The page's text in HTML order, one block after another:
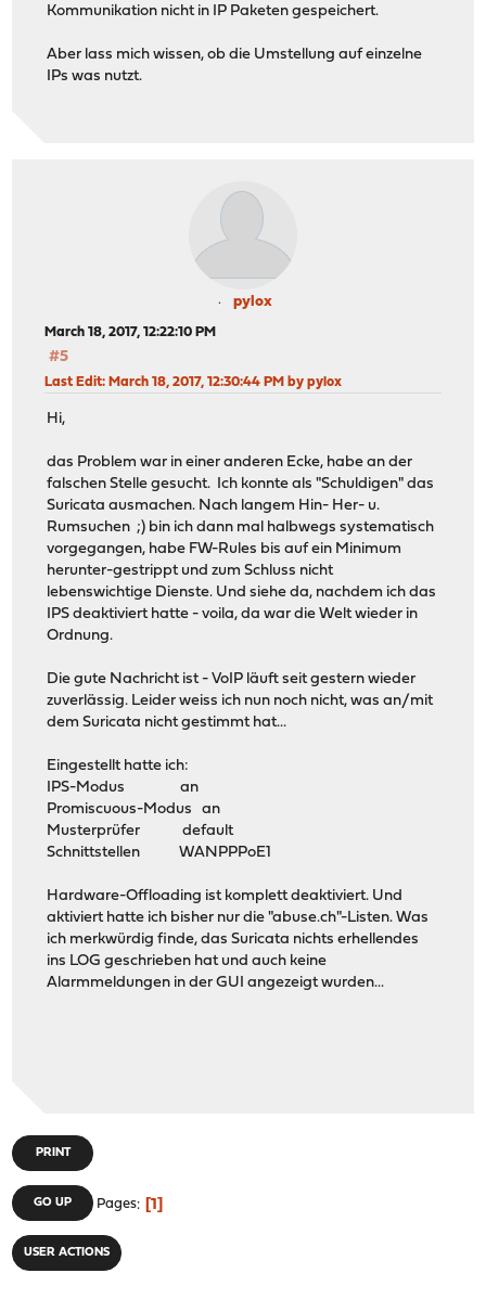
Kommunikation nicht in IP Paketen gespeichert.
Aber lass mich wissen, ob die Umstellung auf einzelne
IPs was nutzt.
pylox
March 18, 2017, 12:22:10 PM
#5
Last Edit: March 18, 2017, 12:30:44 PM by pylox
Hi,
das Problem war in einer anderen Ecke, habe an der
falschen Stelle gesucht. Ich konnte als "Schuldigen" das
Suricata ausmachen. Nach langem Hin- Her- u.
Rumsuchen ;) bin ich dann mal halbwegs systematisch
vorgegangen, habe FW-Rules bis auf ein Minimum
herunter-gestrippt und zum Schluss nicht
lebenswichtige Dienste. Und siehe da, nachdem ich das
IPS deaktiviert hatte - voila, da war die Welt wieder in
Ordnung.
Die gute Nachricht ist - VoIP läuft seit gestern wieder
zuverlässig. Leider weiss ich nun noch nicht, was an/mit
dem Suricata nicht gestimmt hat...
Eingestellt hatte ich:
IPS-Modus an
Promiscuous-Modus an
Musterprüfer default
Schnittstellen WANPPPoE1
Hardware-Offloading ist komplett deaktiviert. Und
aktiviert hatte ich bisher nur die "abuse.ch"-Listen. Was
ich merkwürdig finde, das Suricata nichts erhellendes
ins LOG geschrieben hat und auch keine
Alarmmeldungen in der GUI angezeigt wurden...
PRINT
GO UP Pages 1
USER ACTIONS